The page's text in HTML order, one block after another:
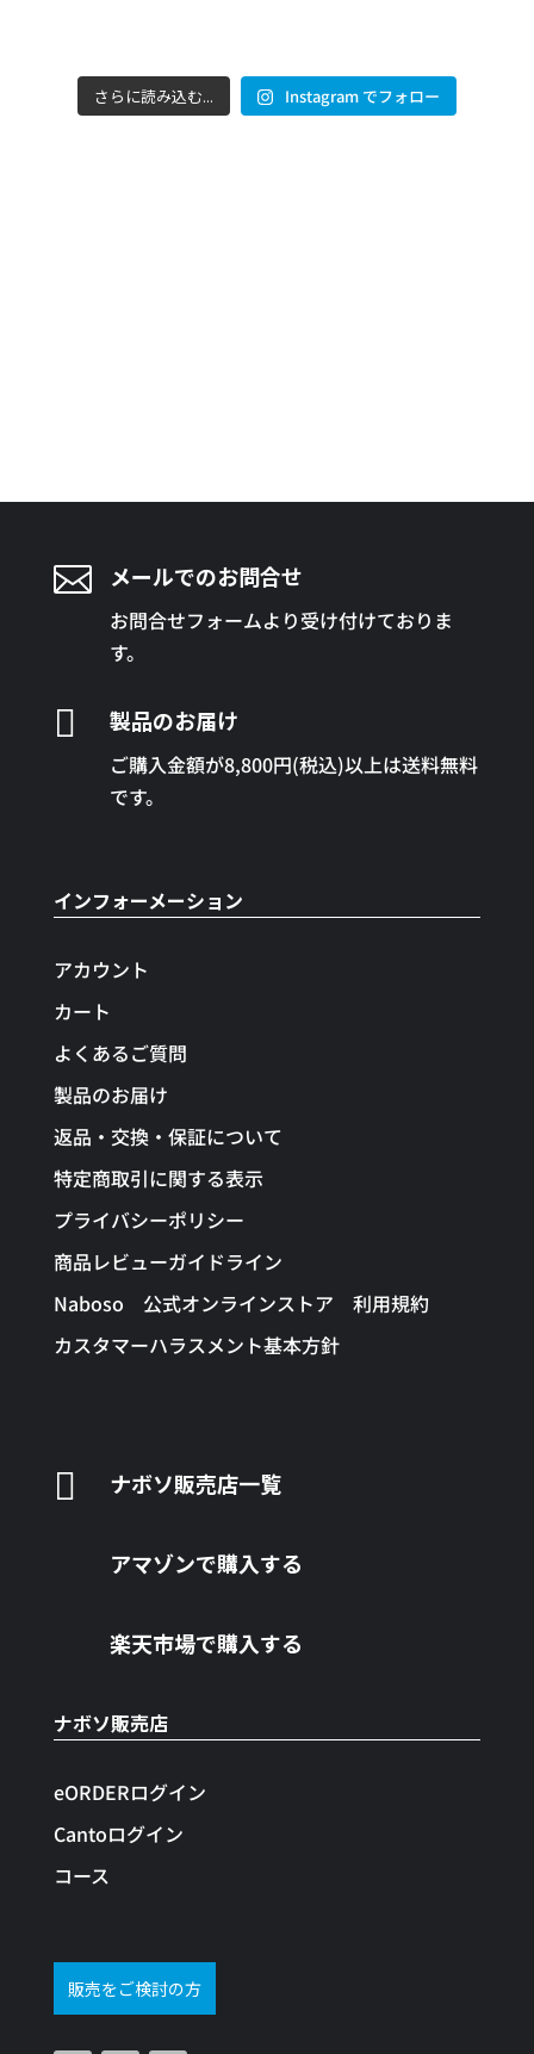
さらに読み込む... Instagram でフォロー
 メールでのお問合せ
お問合せフォームより受け付けておりま
す。
 製品のお届け
ご購入金額が8,800円(税込)以上は送料無料
です。
インフォーメーション
アカウント
カート
よくあるご質問
製品のお届け
返品・交換・保証について
特定商取引に関する表示
プライバシーポリシー
商品レビューガイドライン
Naboso 公式オンラインストア 利用規約
カスタマーハラスメント基本方針
 ナボソ販売店一覧
アマゾンで購入する
楽天市場で購入する
ナボソ販売店
eORDERログイン
Cantoログイン
コース
販売をご検討の方